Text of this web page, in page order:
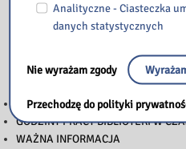
Przeczytaj
WAŻNA INFORMACJA
GODZINY PRACY BIBLIOTEKI W
WAŻNA INFORMACJA
Analityczne - Ciasteczka
danych statystycznych
Nie wyrażam zgody
Przechodzę do polityki